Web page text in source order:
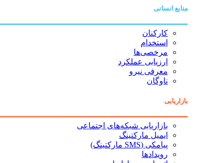
منابع انسانی
کارکنان
استخدام
مرخصی‌ها
ارزیابی عملکرد
معرفی نیرو
ناوگان
بازاریابی
بازاریابی شبکه‌های اجتماعی
ایمیل مارکتینگ
پیامکی (SMS مارکتینگ)
رویدادها